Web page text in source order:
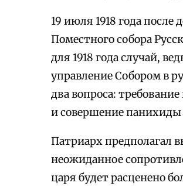
19 июля 1918 года после
Поместного собора
для 1918 года случай,
управление Собором в
два вопроса:
и совершение
Патриарх предполагал
неожиданное
царя будет расценено